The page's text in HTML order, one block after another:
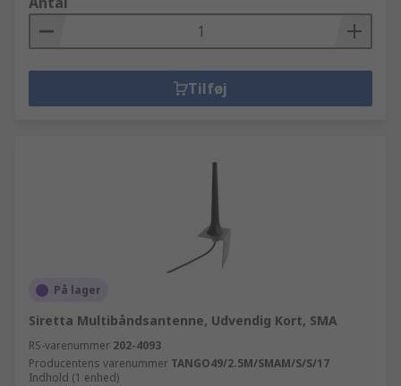
Tilføj
På lager
Siretta Multibåndsantenne, Udvendig Kort, SMA
RS-varenummer 202-4093
Producentens varenummer TANGO49/2.5M/SMAM/S/S/17
Indhold (1 enhed)